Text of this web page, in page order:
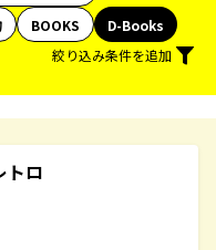
BOOKS
D-Books
絞り込み条件を追加
ロ